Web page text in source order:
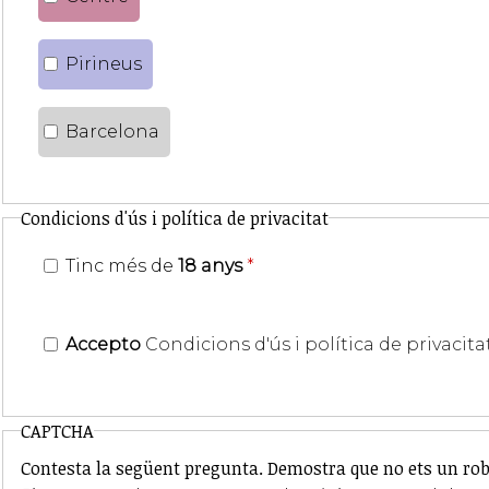
Pirineus
Barcelona
Condicions d'ús i política de privacitat
Tinc més de 18 anys *
Accepto Condicions d'ús i política de
CAPTCHA
Contesta la següent pregunta. Demostra que no ets un